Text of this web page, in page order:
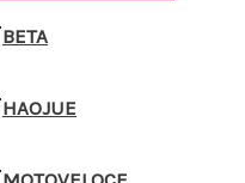
BETA
HAOJUE